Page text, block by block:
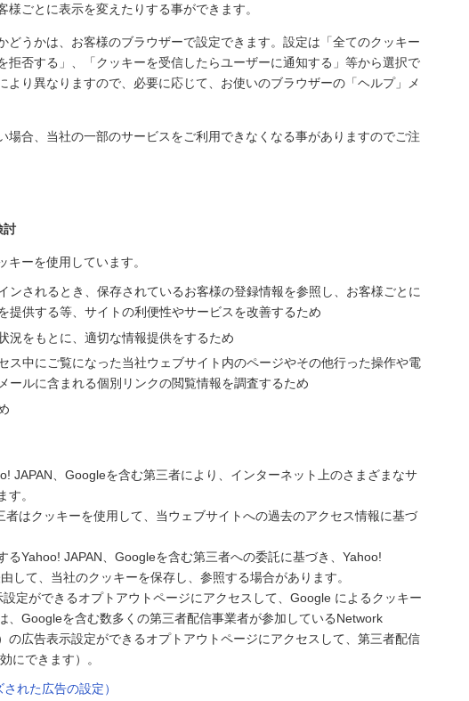
ごとに表示を変えたりする事ができます。
どうかは、お客様のブラウザーで設定できます。設定は「全てのクッキー
拒否する」、「クッキーを受信したらユーザーに通知する」等から選択で
より異なりますので、必要に応じて、お使いのブラウザーの「ヘルプ」メ
場合、当社の一部のサービスをご利用できなくなる事がありますのでご注
討
ーを使用しています。
ンされるとき、保存されているお客様の登録情報を参照し、お客様ごとに
提供する等、サイトの利便性やサービスを改善するため
況をもとに、適切な情報提供をするため
ス中にご覧になった当社ウェブサイト内のページやその他行った操作や電
ールに含まれる個別リンクの閲覧情報を調査するため
JAPAN、Googleを含む第三者により、インターネット上のさまざまなサ
す。
者はクッキーを使用して、当ウェブサイトへの過去のアクセス情報に基づ
るYahoo! JAPAN、Googleを含む第三者への委託に基づき、Yahoo!
して、当社のクッキーを保存し、参照する場合があります。
定ができるオプトアウトページにアクセスして、Google によるクッキー
、Googleを含む数多くの第三者配信事業者が参加しているNetwork
の広告表示設定ができるオプトアウトページにアクセスして、第三者配信
にできます）。
れた広告の設定）